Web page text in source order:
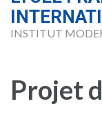
Enter)
INSTITUT
Projet